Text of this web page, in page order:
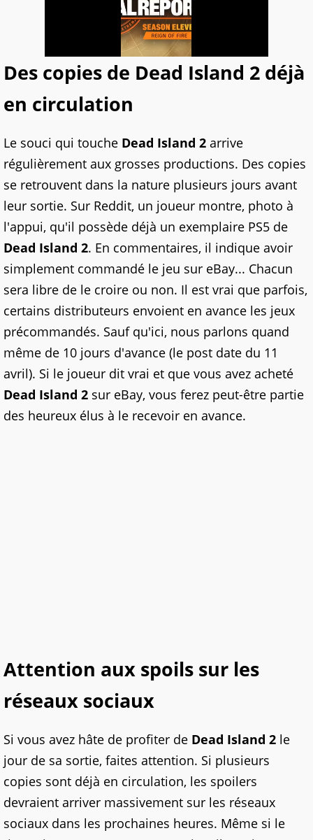
Des copies de Dead Island 2 déjà
en circulation
Le souci qui touche Dead Island 2 arrive
régulièrement aux grosses productions. Des copies
se retrouvent dans la nature plusieurs jours avant
leur sortie. Sur Reddit, un joueur montre, photo à
l'appui, qu'il possède déjà un exemplaire PS5 de
Dead Island 2. En commentaires, il indique avoir
simplement commandé le jeu sur eBay... Chacun
sera libre de le croire ou non. Il est vrai que parfois,
certains distributeurs envoient en avance les jeux
précommandés. Sauf qu'ici, nous parlons quand
même de 10 jours d'avance (le post date du 11
avril). Si le joueur dit vrai et que vous avez acheté
Dead Island 2 sur eBay, vous ferez peut-être partie
des heureux élus à le recevoir en avance.
Attention aux spoils sur les
réseaux sociaux
Si vous avez hâte de profiter de Dead Island 2 le
jour de sa sortie, faites attention. Si plusieurs
copies sont déjà en circulation, les spoilers
devraient arriver massivement sur les réseaux
sociaux dans les prochaines heures. Même si le